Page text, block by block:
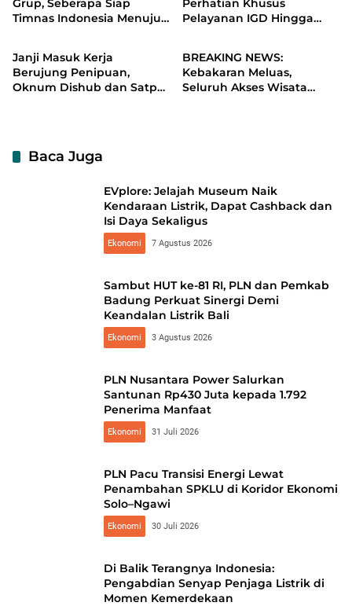
Grup, Seberapa Siap
Timnas Indonesia Menuju
Perhatian Khusus
Pelayanan IGD Hingga
Headline
Janji Masuk Kerja
Berujung Penipuan,
Oknum Dishub dan Satpol
Headline
BREAKING NEWS:
Kebakaran Meluas,
Seluruh Akses Wisata
Baca Juga
EVplore: Jelajah Museum Naik
Kendaraan Listrik, Dapat Cashback dan
Isi Daya Sekaligus
Ekonomi 7 Agustus 2026
Sambut HUT ke-81 RI, PLN dan Pemkab
Badung Perkuat Sinergi Demi
Keandalan Listrik Bali
Ekonomi 3 Agustus 2026
PLN Nusantara Power Salurkan
Santunan Rp430 Juta kepada 1.792
Penerima Manfaat
Ekonomi 31 Juli 2026
PLN Pacu Transisi Energi Lewat
Penambahan SPKLU di Koridor Ekonomi
Solo–Ngawi
Ekonomi 30 Juli 2026
Di Balik Terangnya Indonesia:
Pengabdian Senyap Penjaga Listrik di
Momen Kemerdekaan